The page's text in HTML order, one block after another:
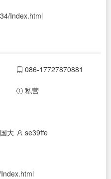
Index.html
086-17727870881
私营
大 se39ffe